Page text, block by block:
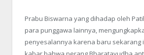
Prabu Biswarna yang dihadap oleh
para punggawa lainnya,
penyesalannya karena baru sekarang